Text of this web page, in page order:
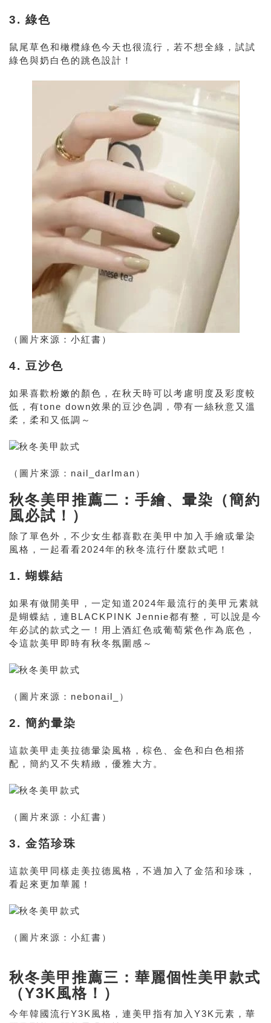
3. 綠色
鼠尾草色和橄欖綠色今天也很流行，若不想全綠，試試
綠色與奶白色的跳色設計！
（圖片來源：小紅書）
4. 豆沙色
如果喜歡粉嫩的顏色，在秋天時可以考慮明度及彩度較
低，有tone down效果的豆沙色調，帶有一絲秋意又溫
柔，柔和又低調～
（圖片來源：nail_darlman）
秋冬美甲推薦二：手繪、暈染（簡約
風必試！）
除了單色外，不少女生都喜歡在美甲中加入手繪或暈染
風格，一起看看2024年的秋冬流行什麼款式吧！
1. 蝴蝶結
如果有做開美甲，一定知道2024年最流行的美甲元素就
是蝴蝶結，連BLACKPINK Jennie都有整，可以說是今
年必試的款式之一！用上酒紅色或葡萄紫色作為底色，
令這款美甲即時有秋冬氛圍感～
（圖片來源：nebonail_）
2. 簡約暈染
這款美甲走美拉德暈染風格，棕色、金色和白色相搭
配，簡約又不失精緻，優雅大方。
（圖片來源：小紅書）
3. 金箔珍珠
這款美甲同樣走美拉德風格，不過加入了金箔和珍珠，
看起來更加華麗！
（圖片來源：小紅書）
秋冬美甲推薦三：華麗個性美甲款式
（Y3K風格！）
今年韓國流行Y3K風格，連美甲指有加入Y3K元素，華